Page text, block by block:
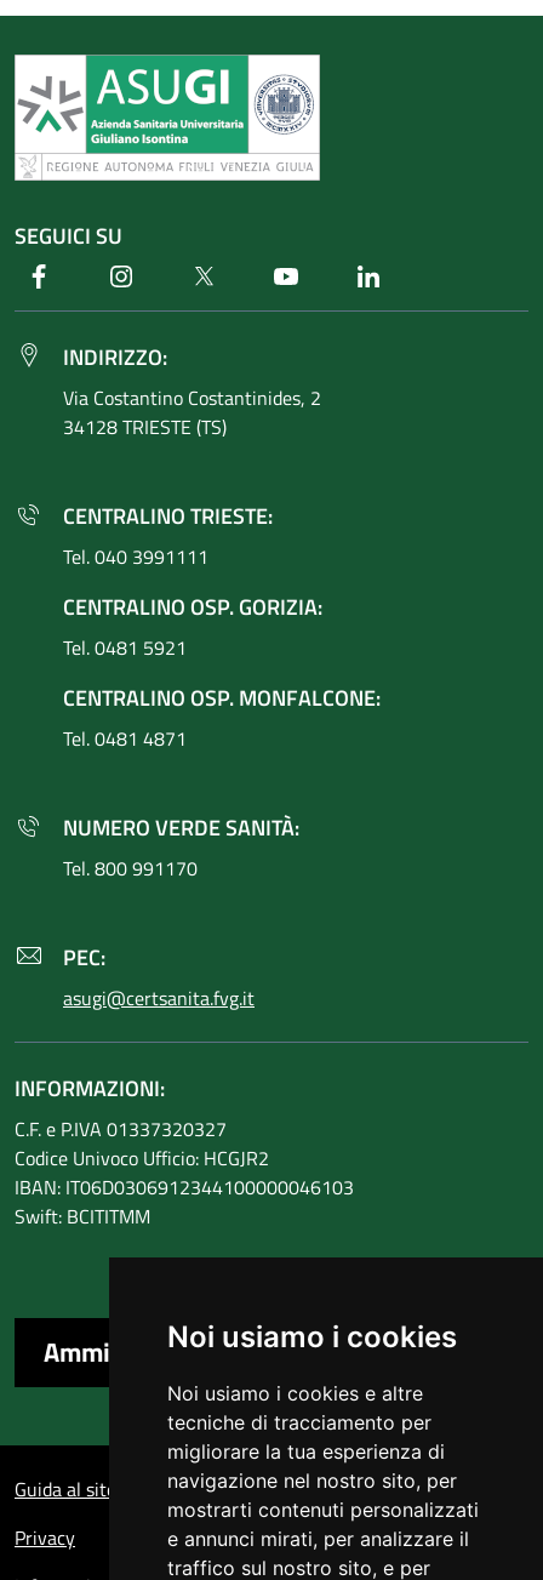
Noi usiamo i cookies
Noi usiamo i cookies e altre
tecniche di tracciamento per
migliorare la tua esperienza di
navigazione nel nostro sito, per
mostrarti contenuti personalizzati
e annunci mirati, per analizzare il
traffico sul nostro sito, e per
SEGUICI SU
Facebook Instagram Twitter Youtube
INDIRIZZO:
Via Costantino Costantinides, 2
34128 TRIESTE (TS)
CENTRALINO TRIESTE:
Tel. 040 3991111
CENTRALINO OSP. GORIZIA:
Tel. 0481 5921
CENTRALINO OSP. MONFALCONE:
Tel. 0481 4871
NUMERO VERDE SANITÀ:
Tel. 800 991170
PEC:
asugi@certsanita.fvg.it
INFORMAZIONI:
C.F. e P.IVA 01337320327
Codice Univoco Ufficio: HCGJR2
IBAN: IT06D0306912344100000046103
Swift: BCITITMM
Amministrazione trasparente
Guida al sito
Privacy